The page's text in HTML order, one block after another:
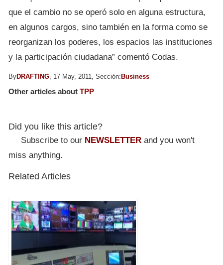
que el cambio no se operó solo en alguna estructura,
en algunos cargos, sino también en la forma como se
reorganizan los poderes, los espacios las instituciones
y la participación ciudadana” comentó Codas.
ByDRAFTING, 17 May, 2011, Sección: Business
Other articles about TPP
Did you like this article?
Subscribe to our NEWSLETTER and you won't
miss anything.
Related Articles